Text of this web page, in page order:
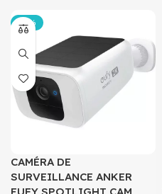
-58%
CAMÉRA DE
SURVEILLANCE ANKER
EUFY SPOTLIGHT CAM